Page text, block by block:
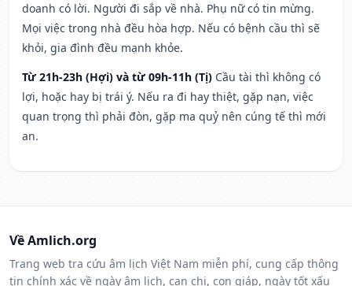
doanh có lời. Người đi sắp về nhà. Phụ nữ có tin mừng.
Mọi việc trong nhà đều hòa hợp. Nếu có bệnh cầu thì sẽ
khỏi, gia đình đều mạnh khỏe.
Từ 21h-23h (Hợi) và từ 09h-11h (Tị) Cầu tài thì không có
lợi, hoặc hay bị trái ý. Nếu ra đi hay thiệt, gặp nạn, việc
quan trọng thì phải đòn, gặp ma quỷ nên cúng tế thì mới
an.
Về Amlich.org
Trang web tra cứu âm lịch Việt Nam miễn phí, cung cấp thông
tin chính xác về ngày âm lịch, can chi, con giáp, ngày tốt xấu